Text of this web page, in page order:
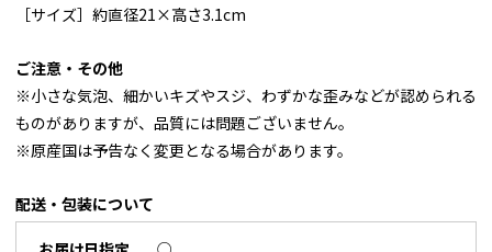
［サイズ］約直径21×高さ3.1cm
ご注意・その他
※小さな気泡、細かいキズやスジ、わずかな歪みなどが認められる
ものがありますが、品質には問題ございません。
※原産国は予告なく変更となる場合があります。
配送・包装について